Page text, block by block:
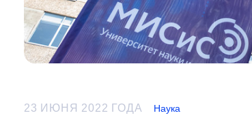
23 ИЮНЯ 2022 ГОДА Наука